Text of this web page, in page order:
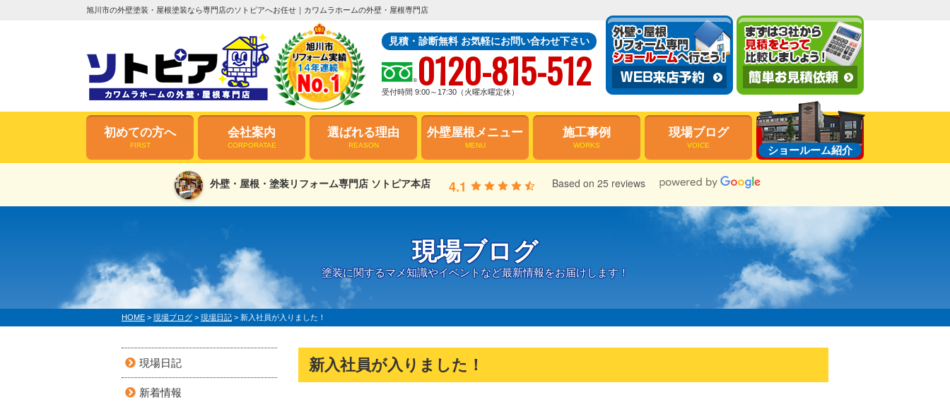
旭川市の外壁塗装・屋根塗装なら専門店のソトピアへお任せ｜カワムラホームの外壁・屋根専門店
見積・診断無料 お気軽にお問い合わせ下さい
0120-815-512
受付時間 9:00～17:30（火曜水曜定休）
初めての方へ
FIRST
会社案内
CORPORATAE
選ばれる理由
REASON
外壁屋根メニュー
MENU
施工事例
WORKS
現場ブログ
VOICE ショールーム紹介
外壁・屋根・塗装リフォーム専門店 ソトピア本店 4.1 Based on 25 reviews
現場ブログ
塗装に関するマメ知識やイベントなど最新情報をお届けします！
HOME > 現場ブログ > 現場日記 > 新入社員が入りました！
新入社員が入りました！
現場日記
新着情報